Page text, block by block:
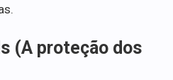
(A proteção dos